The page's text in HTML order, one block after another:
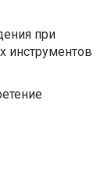
при
инструментов